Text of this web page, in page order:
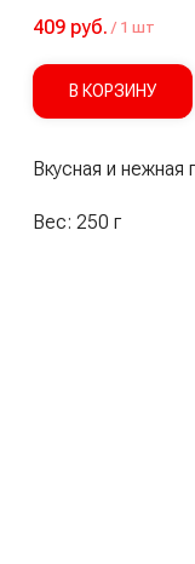
409 руб. / 1 шт
В КОРЗИНУ
Вкусная и нежная
Вес: 250 г